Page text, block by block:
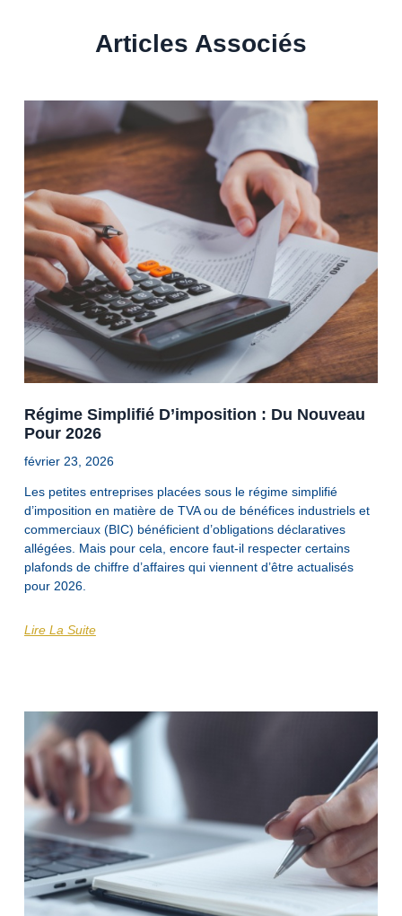
Articles Associés
Régime Simplifié D’imposition : Du Nouveau
Pour 2026
février 23, 2026
Les petites entreprises placées sous le régime simplifié
d’imposition en matière de TVA ou de bénéfices industriels et
commerciaux (BIC) bénéficient d’obligations déclaratives
allégées. Mais pour cela, encore faut-il respecter certains
plafonds de chiffre d’affaires qui viennent d’être actualisés
pour 2026.
Lire La Suite